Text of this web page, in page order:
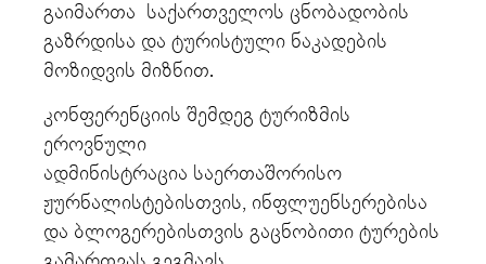
გაიმართა საქართველოს ცნობადობის
გაზრდისა და ტურისტული ნაკადების
მოზიდვის მიზნით.
კონფერენციის შემდეგ ტურიზმის
ეროვნული
ადმინისტრაცია საერთაშორისო
ჟურნალისტებისთვის, ინფლუენსერებისა
და ბლოგერებისთვის გაცნობითი ტურების